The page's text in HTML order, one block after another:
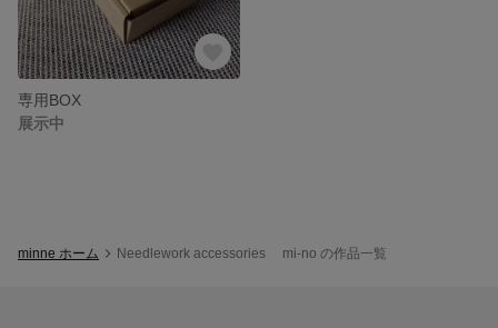
専用BOX
展示中
minne ホーム Needlework accessories mi-no の作品一覧